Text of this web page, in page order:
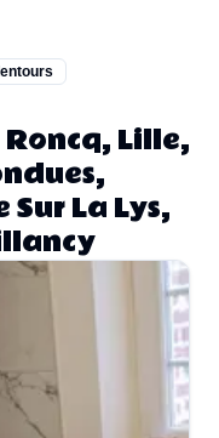
Lille,
La Lys,